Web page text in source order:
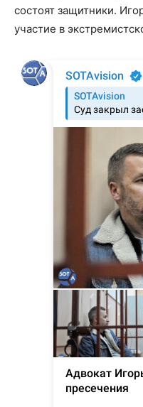
состоят защитники.
участие в